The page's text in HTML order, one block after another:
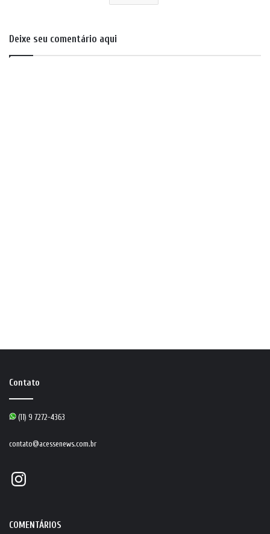
Deixe seu comentário aqui
Contato
(11) 9 7272-4363
contato@acessenews.com.br
Instagram
COMENTÁRIOS